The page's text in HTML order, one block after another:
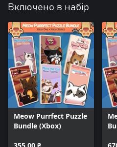
Включено в набір
Meow Purrfect Puzzle
Bundle (Xbox)
355,00 ₴